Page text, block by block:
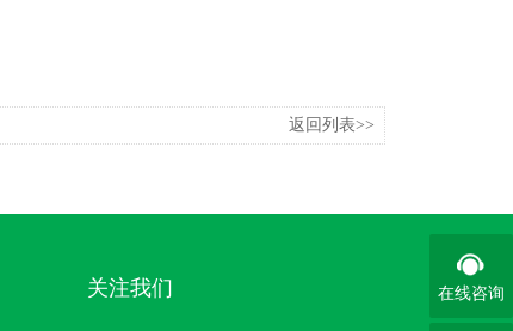
返回列表>>
关注我们 在线咨询